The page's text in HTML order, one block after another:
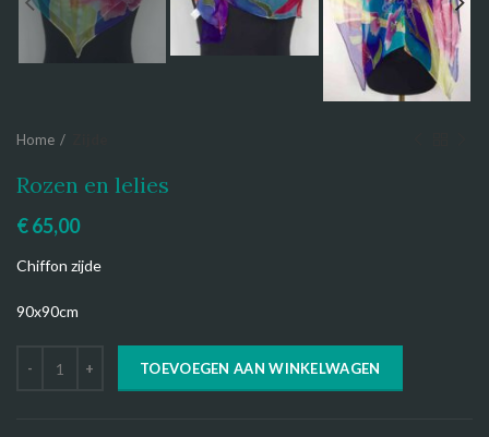
Home
Rozen en lelies
€65,00
Chiffon zijde
90x90cm
TOEVOEGEN AAN WINKELWAGEN